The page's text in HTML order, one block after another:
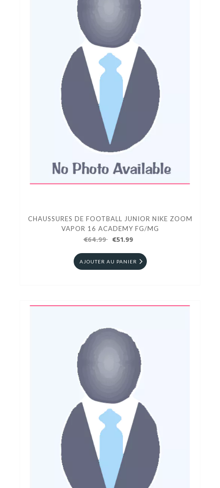
CHAUSSURES DE FOOTBALL JUNIOR NIKE ZOOM
VAPOR 16 ACADEMY FG/MG
€64.99 €51.99
AJOUTER AU PANIER